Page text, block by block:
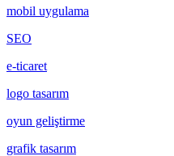
mobil uygulama
SEO
e-ticaret
logo tasarım
oyun geliştirme
grafik tasarım